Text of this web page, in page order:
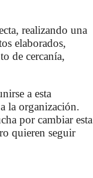
realizando una
elaborados,
de cercanía,
a esta
la organización.
por cambiar esta
quieren seguir